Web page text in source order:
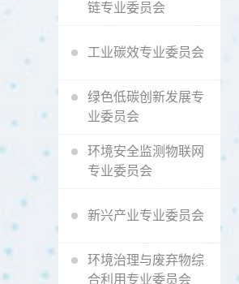
链专业委员会
工业碳效专业委员会
绿色低碳创新发展专
业委员会
环境安全监测物联网
专业委员会
新兴产业专业委员会
环境治理与废弃物综
合利用专业委员会